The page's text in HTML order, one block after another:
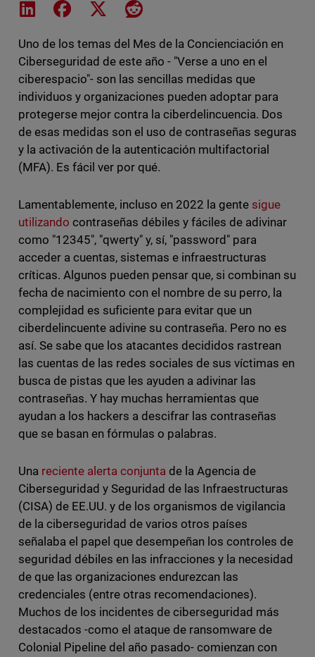
Share on LinkedIn
Share on Facebook
Share on XShare on Reddit
Uno de los temas del Mes de la Concienciación en
Ciberseguridad de este año - "Verse a uno en el
ciberespacio"- son las sencillas medidas que
individuos y organizaciones pueden adoptar para
protegerse mejor contra la ciberdelincuencia. Dos
de esas medidas son el uso de contraseñas seguras
y la activación de la autenticación multifactorial
(MFA). Es fácil ver por qué.
Lamentablemente, incluso en 2022 la gente sigue
utilizando contraseñas débiles y fáciles de adivinar
como "12345", "qwerty" y, sí, "password" para
acceder a cuentas, sistemas e infraestructuras
críticas. Algunos pueden pensar que, si combinan su
fecha de nacimiento con el nombre de su perro, la
complejidad es suficiente para evitar que un
ciberdelincuente adivine su contraseña. Pero no es
así. Se sabe que los atacantes decididos rastrean
las cuentas de las redes sociales de sus víctimas en
busca de pistas que les ayuden a adivinar las
contraseñas. Y hay muchas herramientas que
ayudan a los hackers a descifrar las contraseñas
que se basan en fórmulas o palabras.
Una reciente alerta conjuntade la Agencia de
Ciberseguridad y Seguridad de las Infraestructuras
(CISA) de EE.UU. y de los organismos de vigilancia
de la ciberseguridad de varios otros países
señalaba el papel que desempeñan los controles de
seguridad débiles en las infracciones y la necesidad
de que las organizaciones endurezcan las
credenciales (entre otras recomendaciones).
Muchos de los incidentes de ciberseguridad más
destacados -como el ataque de ransomware de
Colonial Pipeline del año pasado- comienzan con